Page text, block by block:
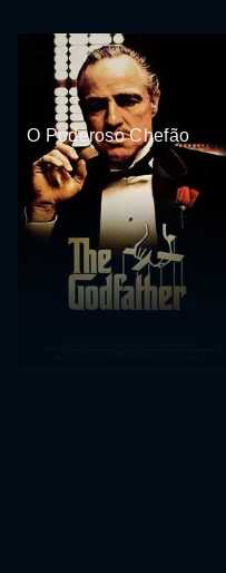
O Poderoso Chefão